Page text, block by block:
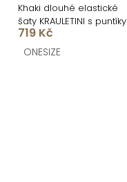
Khaki dlouhé elastické
šaty KRAULETINI s puntíky
719 Kč
ONESIZE